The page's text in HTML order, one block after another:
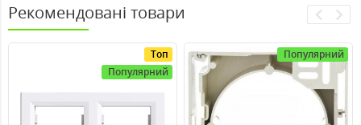
Рекомендовані товари
Топ
Популярний
Популярний